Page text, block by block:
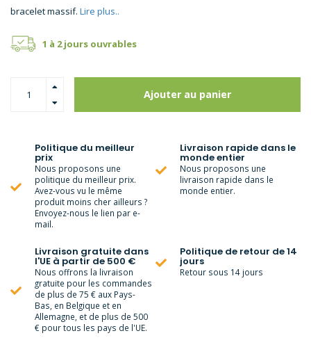
bracelet massif. Lire plus..
1 à 2 jours ouvrables
Ajouter au panier
Politique du meilleur
prix
Nous proposons une
politique du meilleur prix.
Avez-vous vu le même
produit moins cher ailleurs ?
Envoyez-nous le lien par e-
mail.
Livraison rapide dans le
monde entier
Nous proposons une
livraison rapide dans le
monde entier.
Livraison gratuite dans
l'UE à partir de 500 €
Nous offrons la livraison
gratuite pour les commandes
de plus de 75 € aux Pays-
Bas, en Belgique et en
Allemagne, et de plus de 500
€ pour tous les pays de l'UE.
Politique de retour de 14
jours
Retour sous 14 jours